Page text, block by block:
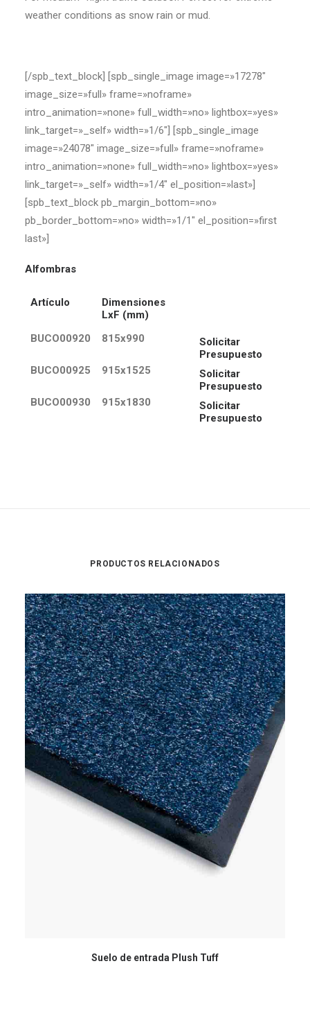
weather conditions as snow rain or mud.
[/spb_text_block] [spb_single_image image=»17278″
image_size=»full» frame=»noframe»
intro_animation=»none» full_width=»no» lightbox=»yes»
link_target=»_self» width=»1/6″] [spb_single_image
image=»24078″ image_size=»full» frame=»noframe»
intro_animation=»none» full_width=»no» lightbox=»yes»
link_target=»_self» width=»1/4″ el_position=»last»]
[spb_text_block pb_margin_bottom=»no»
pb_border_bottom=»no» width=»1/1″ el_position=»first
last»]
Alfombras
Artículo
Dimensiones
LxF (mm)
BUCO00920
815x990
Solicitar
Presupuesto
BUCO00925
915x1525
Solicitar
Presupuesto
BUCO00930
915x1830
Solicitar
Presupuesto
PRODUCTOS RELACIONADOS
Suelo de entrada Plush Tuff